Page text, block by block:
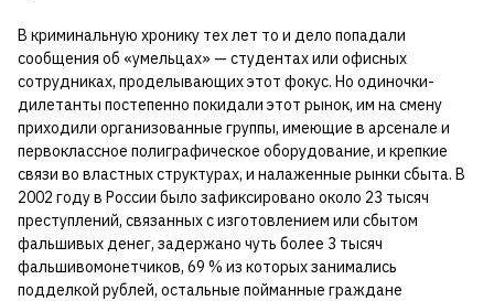
В криминальную хронику тех лет то и дело попадали
сообщения об «умельцах» — студентах или офисных
сотрудниках, проделывающих этот фокус. Но одиночки-
дилетанты постепенно покидали этот рынок, им на смену
приходили организованные группы, имеющие в арсенале и
первоклассное полиграфическое оборудование, и крепкие
связи во властных структурах, и налаженные рынки сбыта. В
2002 году в России было зафиксировано около 23 тысяч
преступлений, связанных с изготовлением или сбытом
фальшивых денег, задержано чуть более 3 тысяч
фальшивомонетчиков, 69 % из которых занимались
подделкой рублей, остальные пойманные граждане